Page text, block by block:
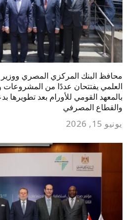
محافظ البنك المركزي المصري ووزير
العلمي يفتتحان عددًا من المشروعات
بالمعهد القومي للأورام بعد تطويرها
والقطاع المصرفي
يونيو 15, 2026